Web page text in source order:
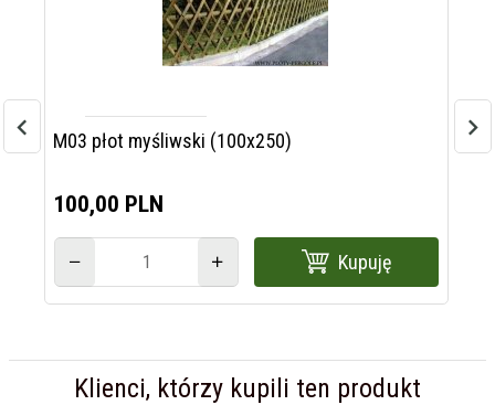
M03 płot myśliwski (100x250)
100,00 PLN
Kupuję
Klienci, którzy kupili ten produkt